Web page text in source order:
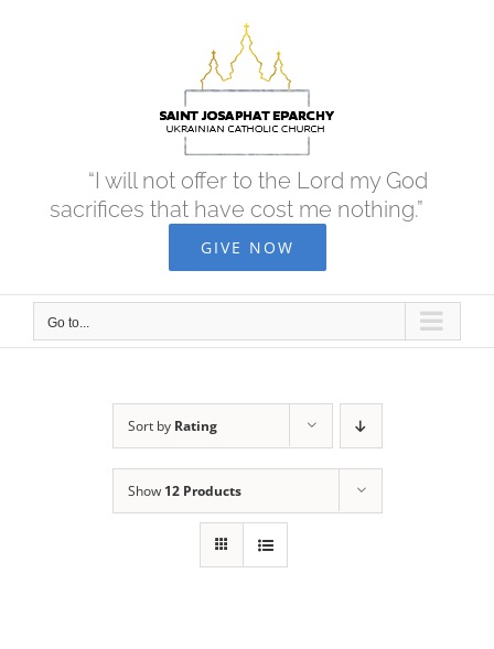
“I will not offer to the Lord my God
sacrifices that have cost me nothing.”
GIVE NOW
Go to...
Sort by Rating
Show 12 Products